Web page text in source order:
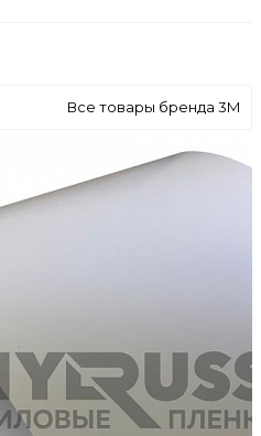
Все товары бренда 3M